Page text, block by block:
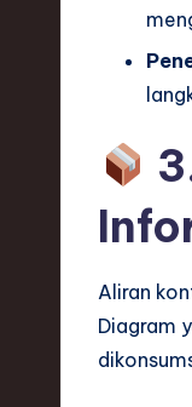
Aliran
Diagram